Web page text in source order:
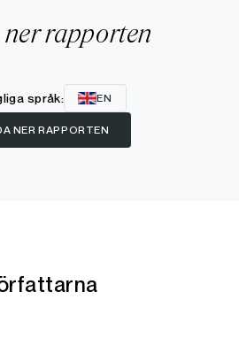
ner rapporten
språk: EN
NER RAPPORTEN